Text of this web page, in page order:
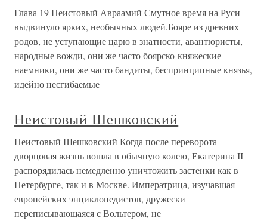
Глава 19 Неистовый Авраамий Смутное время на Руси
выдвинуло ярких, необычных людей.Бояре из древних
родов, не уступающие царю в знатности, авантюристы,
народные вожди, они же часто боярско-княжеские
наемники, они же часто бандиты, беспринципные князья,
идейно несгибаемые
Неистовый Шешковский
Неистовый Шешковский Когда после переворота
дворцовая жизнь вошла в обычную колею, Екатерина II
распорядилась немедленно уничтожить застенки как в
Петербурге, так и в Москве. Императрица, изучавшая
европейских энциклопедистов, дружески
переписывающаяся с Вольтером, не